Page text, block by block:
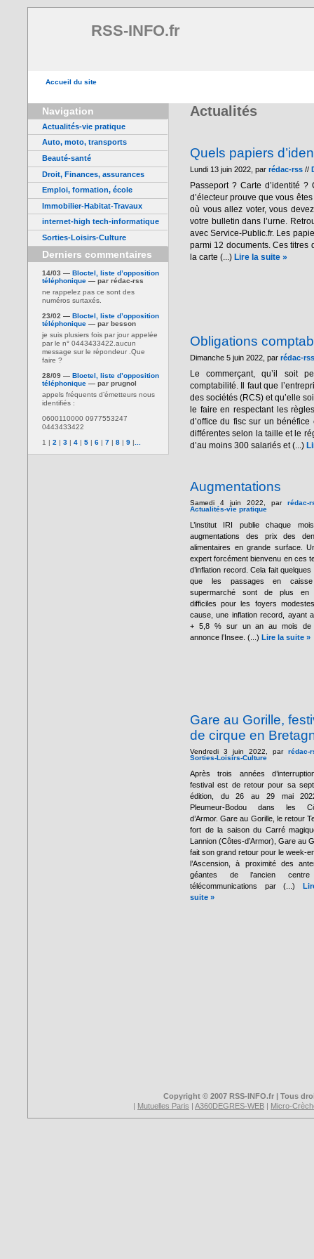
RSS-INFO.fr
Accueil du site
Navigation
Actualités-vie pratique
Auto, moto, transports
Beauté-santé
Droit, Finances, assurances
Emploi, formation, école
Immobilier-Habitat-Travaux
internet-high tech-informatique
Sorties-Loisirs-Culture
Derniers commentaires
14/03 — Bloctel, liste d’opposition
téléphonique — par rédac-rss
ne rappelez pas ce sont des
numéros surtaxés.
23/02 — Bloctel, liste d’opposition
téléphonique — par besson
je suis plusiers fois par jour appelée
par le n° 0443433422.aucun
message sur le répondeur .Que
faire ?
28/09 — Bloctel, liste d’opposition
téléphonique — par prugnol
appels fréquents d’émetteurs nous
identifiés :
0600110000 0977553247
0443433422
1 | 2 | 3 | 4 | 5 | 6 | 7 | 8 | 9 |
Actualités
Quels papiers
Lundi 13 juin 2022, par rédac-rss //
Passeport ? Carte d’identité
d’électeur prouve que vous
où vous allez voter, vous
votre bulletin dans l’urne.
avec Service-Public.fr. Les
parmi 12 documents. Ces titres
la carte (...) Lire la suite »
Obligations
Dimanche 5 juin 2022, par rédac-rss
Le commerçant, qu’il soit
comptabilité. Il faut que
des sociétés (RCS) et qu’elle
le faire en respectant les
d’office du fisc sur un
différentes selon la taille et le
d’au moins 300 salariés et (...)
Augmentations
Samedi 4 juin 2022, par rédac-
Actualités-vie pratique
L’institut IRI publie chaque
augmentations des prix des
alimentaires en grande surface.
expert forcément bienvenu en ces
d’inflation record. Cela fait quelques
que les passages en
supermarché sont de plus en
difficiles pour les foyers
cause, une inflation record, ayant
+ 5,8 % sur un an au mois de
annonce l’Insee. (...) Lire la suite »
Gare au Gorille,
de cirque en
Vendredi 3 juin 2022, par rédac-
Sorties-Loisirs-Culture
Après trois années
festival est de retour pour sa
édition, du 26 au 29 mai
Pleumeur-Bodou dans les
d’Armor. Gare au Gorille, le retour
fort de la saison du Carré
Lannion (Côtes-d’Armor), Gare au
fait son grand retour pour le week-
l’Ascension, à proximité des
géantes de l’ancien
télécommunications par (...)
suite »
Copyright © 2007 RSS-INFO.fr | Tous
| Mutuelles Paris | A360DEGRES-WEB | Micro-